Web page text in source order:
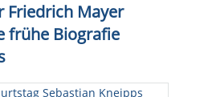
Friedrich Mayer
frühe Biografie